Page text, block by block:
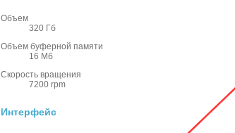
Объем
320 Гб
Объем буферной памяти
16 Мб
Скорость вращения
7200 rpm
Интерфейс